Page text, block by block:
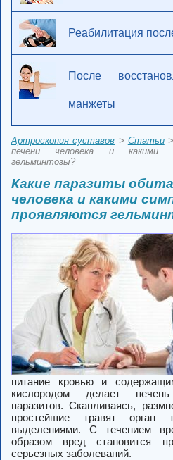
Реабилитация
После
манжеты
Артроскопия суставов > Статьи>
печени человека и какими
гельминтозы?
Какие паразиты
человека и какими
проявляются
питание кровью и
кислородом делает
паразитов. Скапливаясь,
простейшие травят орган
выделениями. С течением
образом вред становится
серьезных заболеваний.